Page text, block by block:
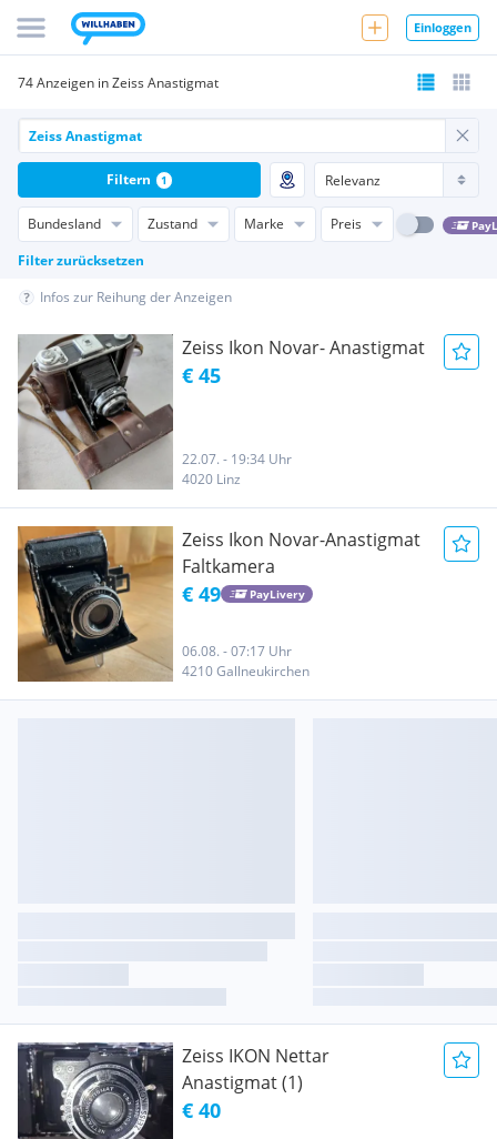
Einloggen
74 Anzeigen in Zeiss Anastigmat
Bundesland Zustand Marke Preis
Filter zurücksetzen
Filtern 1
Infos zur Reihung der Anzeigen
Zeiss Ikon Novar- Anastigmat
€ 45
22.07. - 19:34 Uhr
4020 Linz
Zeiss Ikon Novar-Anastigmat
Faltkamera
€ 49 PayLivery
06.08. - 07:17 Uhr
4210 Gallneukirchen
Zeiss IKON Nettar
Anastigmat (1)
€ 40